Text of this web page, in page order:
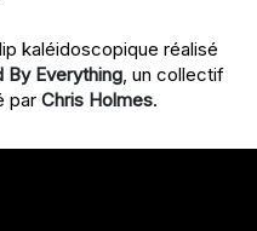
kaléidoscopique réalisé
By Everything , un collectif
par Chris Holmes.